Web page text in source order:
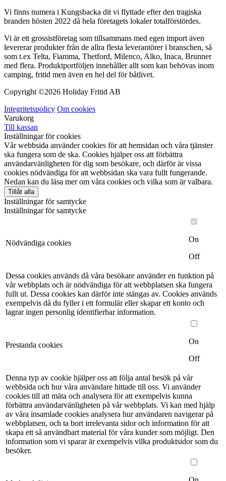
Vi finns numera i Kungsbacka dit vi flyttade efter den tragiska
branden hösten 2022 då hela företagets lokaler totalförstördes.
Vi är ett grossistföretag som tillsammans med egen import även
levererar produkter från de allra flesta leverantörer i branschen, så
som t.ex Telta, Fiamma, Thetford, Milenco, Alko, Inaca, Brunner
med flera. Produktportföljen innehåller allt som kan behövas inom
camping, fritid men även en hel del för båtlivet.
Copyright ©2026 Holiday Fritid AB
Integritetspolicy Om cookies
Varukorg
Till kassan
Inställningar för cookies
Vår webbsida använder cookies för att hemsidan och våra tjänster
ska fungera som de ska. Cookies hjälper oss att förbättra
användarvänligheten för dig som besökare, och därför är vissa
cookies nödvändiga för att webbsidan ska vara fullt fungerande.
Nedan kan du läsa mer om våra cookies och vilka som är valbara.
Tillåt alla
Inställningar för samtycke
Inställningar för samtycke
Nödvändiga cookies
On
Off
Dessa cookies används då våra besökare använder en funktion på
vår webbplats och är nödvändiga för att webbplatsen ska fungera
fullt ut. Dessa cookies kan därför inte stängas av. Cookies används
exempelvis då du fyller i ett formulär eller skapar ett konto och
lagrar ingen personlig identifierbar information.
Prestanda cookies
On
Off
Denna typ av cookie hjälper oss att följa antal besök på vår
webbsida och hur våra användare hittade till oss. Vi använder
cookies till att mäta och analysera för att exempelvis kunna
förbättra användarvänligheten på vår webbplats. Vi kan med hjälp
av våra insamlade cookies analysera hur användaren navigerar på
webbplatsen, och ta bort irrelevanta sidor och information för att
skapa ett så användbart material för våra kunder som möjligt. Den
information som vi sparar är exempelvis vilka produktsidor som du
besöker.